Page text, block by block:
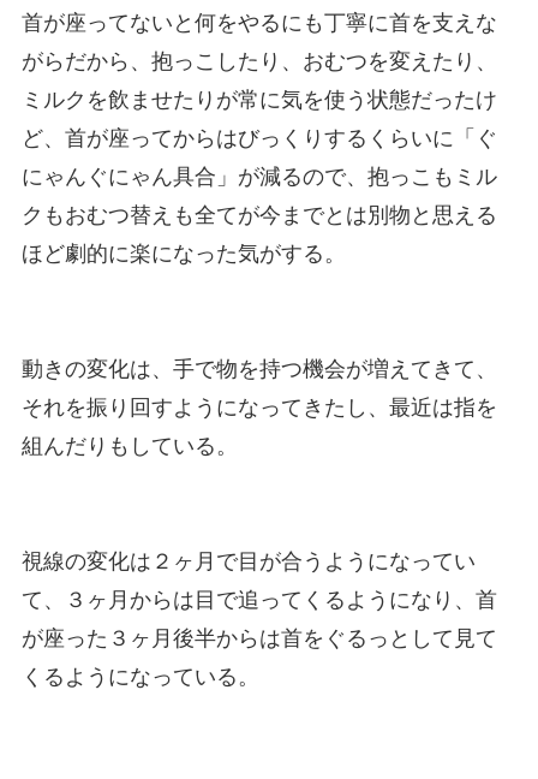
首が座ってないと何をやるにも丁寧に首を支えな
がらだから、抱っこしたり、おむつを変えたり、
ミルクを飲ませたりが常に気を使う状態だったけ
ど、首が座ってからはびっくりするくらいに「ぐ
にゃんぐにゃん具合」が減るので、抱っこもミル
クもおむつ替えも全てが今までとは別物と思える
ほど劇的に楽になった気がする。
動きの変化は、手で物を持つ機会が増えてきて、
それを振り回すようになってきたし、最近は指を
組んだりもしている。
視線の変化は２ヶ月で目が合うようになってい
て、３ヶ月からは目で追ってくるようになり、首
が座った３ヶ月後半からは首をぐるっとして見て
くるようになっている。